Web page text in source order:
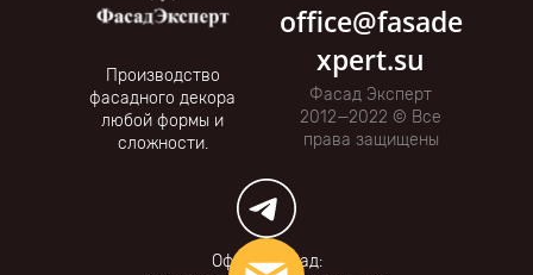
Производство
фасадного декора
любой формы и
сложности.
office@fasade
xpert.su
Фасад Эксперт
2012—2022 © Все
права защищены
Офис и склад: